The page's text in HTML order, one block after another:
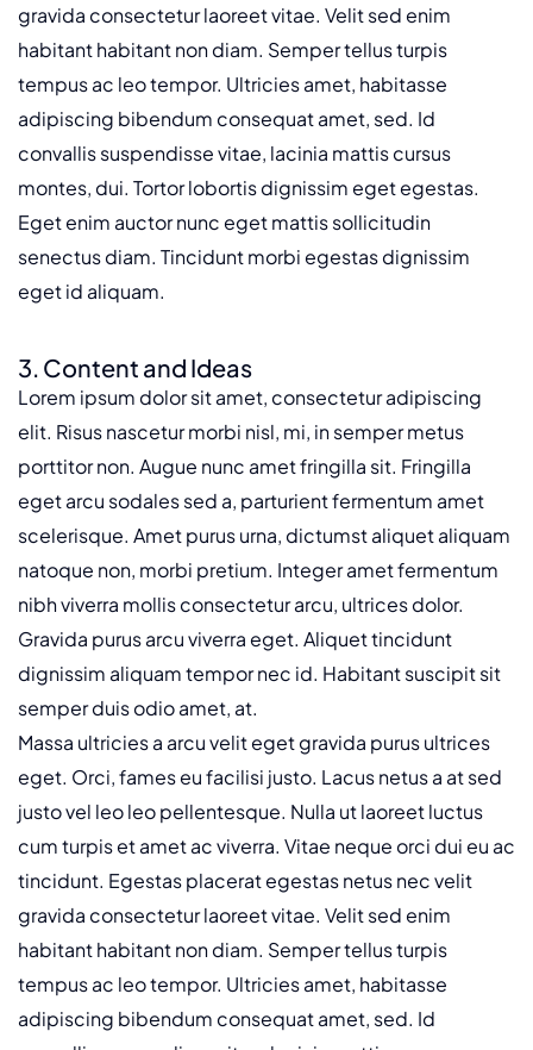
gravida consectetur laoreet vitae. Velit sed enim
habitant habitant non diam. Semper tellus turpis
tempus ac leo tempor. Ultricies amet, habitasse
adipiscing bibendum consequat amet, sed. Id
convallis suspendisse vitae, lacinia mattis cursus
montes, dui. Tortor lobortis dignissim eget egestas.
Eget enim auctor nunc eget mattis sollicitudin
senectus diam. Tincidunt morbi egestas dignissim
eget id aliquam.
3. Content and Ideas
Lorem ipsum dolor sit amet, consectetur adipiscing
elit. Risus nascetur morbi nisl, mi, in semper metus
porttitor non. Augue nunc amet fringilla sit. Fringilla
eget arcu sodales sed a, parturient fermentum amet
scelerisque. Amet purus urna, dictumst aliquet aliquam
natoque non, morbi pretium. Integer amet fermentum
nibh viverra mollis consectetur arcu, ultrices dolor.
Gravida purus arcu viverra eget. Aliquet tincidunt
dignissim aliquam tempor nec id. Habitant suscipit sit
semper duis odio amet, at.
Massa ultricies a arcu velit eget gravida purus ultrices
eget. Orci, fames eu facilisi justo. Lacus netus a at sed
justo vel leo leo pellentesque. Nulla ut laoreet luctus
cum turpis et amet ac viverra. Vitae neque orci dui eu ac
tincidunt. Egestas placerat egestas netus nec velit
gravida consectetur laoreet vitae. Velit sed enim
habitant habitant non diam. Semper tellus turpis
tempus ac leo tempor. Ultricies amet, habitasse
adipiscing bibendum consequat amet, sed. Id